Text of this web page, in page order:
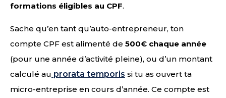
formations éligibles au CPF.
Sache qu’en tant qu’auto-entrepreneur, ton
compte CPF est alimenté de 500€ chaque année
(pour une année d’activité pleine), ou d’un montant
calculé au prorata temporis si tu as ouvert ta
micro-entreprise en cours d’année. Ce compte est